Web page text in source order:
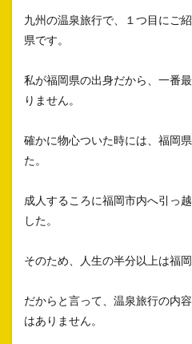
九州の温泉旅行で、１つ目にご
県です。
私が福岡県の出身だから、一番
りません。
確かに物心ついた時には、福岡
た。
成人するころに福岡市内へ引っ
した。
そのため、人生の半分以上は福岡
だからと言って、温泉旅行の内
はありません。